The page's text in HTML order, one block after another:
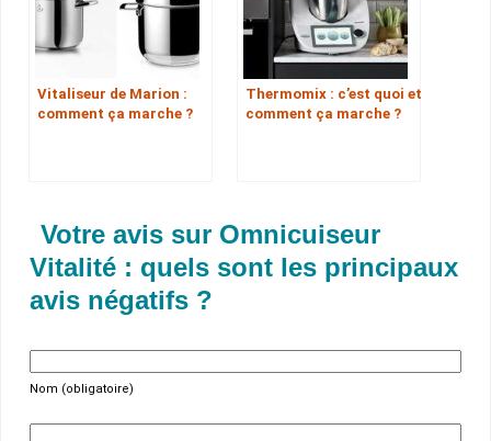
Vitaliseur de Marion :
comment ça marche ?
Thermomix : c’est quoi et
comment ça marche ?
Votre avis sur Omnicuiseur
Vitalité : quels sont les principaux
avis négatifs ?
Nom (obligatoire)